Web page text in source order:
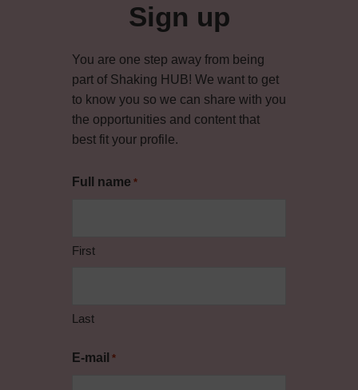
Sign up
You are one step away from being
part of Shaking HUB! We want to get
to know you so we can share with you
the opportunities and content that
best fit your profile.
Full name *
First
Last
E-mail *